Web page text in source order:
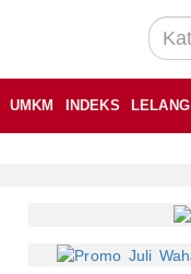
UMKM INDEKS LELANG